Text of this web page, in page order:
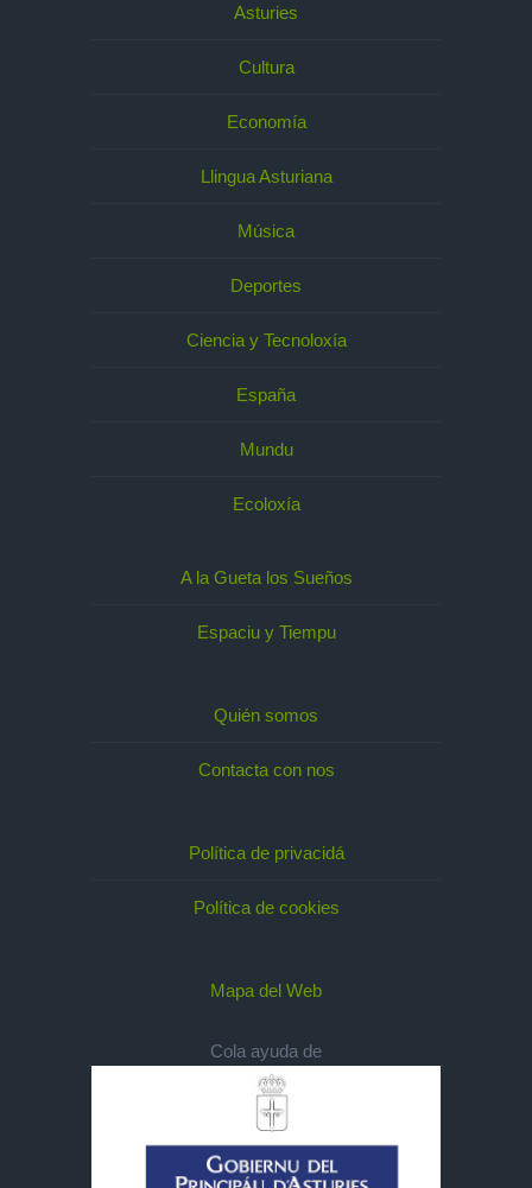
Asturies
Cultura
Economía
Llingua Asturiana
Música
Deportes
Ciencia y Tecnoloxía
España
Mundu
Ecoloxía
A la Gueta los Sueños
Espaciu y Tiempu
Quién somos
Contacta con nos
Política de privacidá
Política de cookies
Mapa del Web
Cola ayuda de